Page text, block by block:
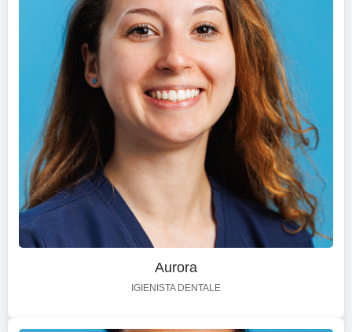
Aurora
IGIENISTA DENTALE